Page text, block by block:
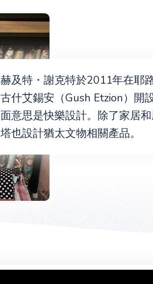
赫及特・謝克特於2011年在耶
古什艾錫安（Gush Etzion）開
面意思是快樂設計。除了家居
塔也設計猶太文物相關產品。